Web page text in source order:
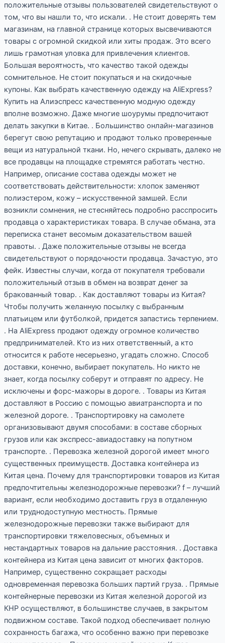
положительные отзывы пользователей свидетельствуют о
том, что вы нашли то, что искали. . Не стоит доверять тем
магазинам, на главной странице которых высвечиваются
товары с огромной скидкой или хиты продаж. Это всего
лишь грамотная уловка для привлечения клиентов.
Большая вероятность, что качество такой одежды
сомнительное. Не стоит покупаться и на скидочные
купоны. Как выбрать качественную одежду на AliExpress?
Купить на Алиэспресс качественную модную одежду
вполне возможно. Даже многие шоурумы предпочитают
делать закупки в Китае. . Большинство онлайн-магазинов
берегут свою репутацию и продают только проверенные
вещи из натуральной ткани. Но, нечего скрывать, далеко не
все продавцы на площадке стремятся работать честно.
Например, описание состава одежды может не
соответствовать действительности: хлопок заменяют
полиэстером, кожу – искусственной замшей. Если
возникли сомнения, не стесняйтесь подробно расспросить
продавца о характеристиках товара. В случае обмана, эта
переписка станет весомым доказательством вашей
правоты. . Даже положительные отзывы не всегда
свидетельствуют о порядочности продавца. Зачастую, это
фейк. Известны случаи, когда от покупателя требовали
положительный отзыв в обмен на возврат денег за
бракованный товар. . Как доставляют товары из Китая?
Чтобы получить желанную посылку с выбранным
платьицем или футболкой, придется запастись терпением.
. На AliExpress продают одежду огромное количество
предпринимателей. Кто из них ответственный, а кто
относится к работе несерьезно, угадать сложно. Способ
доставки, конечно, выбирает покупатель. Но никто не
знает, когда посылку соберут и отправят по адресу. Не
исключены и форс-мажоры в дороге. . Товары из Китая
доставляют в Россию с помощью авиатранспорта и по
железной дороге. . Транспортировку на самолете
организовывают двумя способами: в составе сборных
грузов или как экспресс-авиадоставку на попутном
транспорте. . Перевозка железной дорогой имеет много
существенных преимуществ. Доставка контейнера из
Китая цена. Почему для транспортировки товаров из Китая
предпочтительны железнодорожные перевозки? f – лучший
вариант, если необходимо доставить груз в отдаленную
или труднодоступную местность. Прямые
железнодорожные перевозки также выбирают для
транспортировки тяжеловесных, объемных и
нестандартных товаров на дальние расстояния. . Доставка
контейнера из Китая цена зависит от многих факторов.
Например, существенно сокращает расходы
одновременная перевозка больших партий груза. . Прямые
контейнерные перевозки из Китая железной дорогой из
КНР осуществляют, в большинстве случаев, в закрытом
подвижном составе. Такой подход обеспечивает полную
сохранность багажа, что особенно важно при перевозке